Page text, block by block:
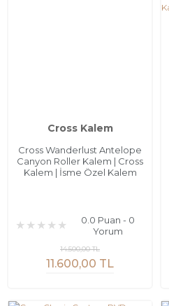
Cross Kalem
Cross Wanderlust Antelope
Canyon Roller Kalem | Cross
Kalem | İsme Özel Kalem
0.0 Puan - 0
Yorum
11.600,00 TL
14.500,00 TL